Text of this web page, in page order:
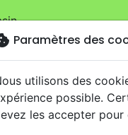
sur la boutique
Paramètres des
utilisons des
possible.
les accepter pour